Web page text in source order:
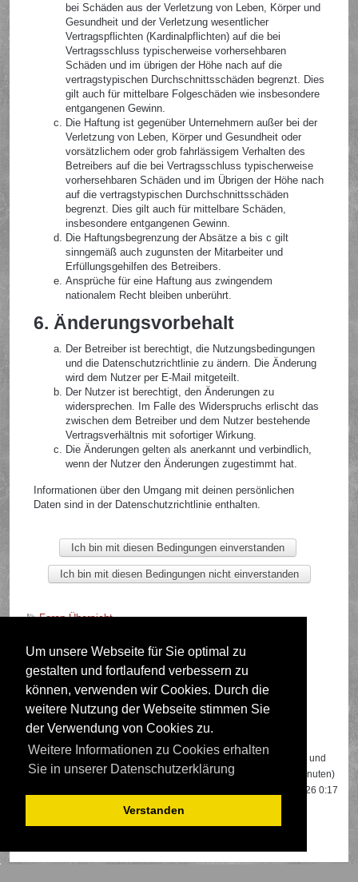
Um unsere Webseite für Sie optimal zu
gestalten und fortlaufend verbessern zu
können, verwenden wir Cookies. Durch die
weitere Nutzung der Webseite stimmen Sie
der Verwendung von Cookies zu.
Weitere Informationen zu Cookies erhalten
Sie in unserer Datenschutzerklärung
Verstanden
bei Schäden aus der Verletzung von Leben, Körper und
Gesundheit und der Verletzung wesentlicher
Vertragspflichten (Kardinalpflichten) auf die bei
Vertragsschluss typischerweise vorhersehbaren
Schäden und im übrigen der Höhe nach auf die
vertragstypischen Durchschnittsschäden begrenzt. Dies
gilt auch für mittelbare Folgeschäden wie insbesondere
entgangenen Gewinn.
Die Haftung ist gegenüber Unternehmern außer bei der
Verletzung von Leben, Körper und Gesundheit oder
vorsätzlichem oder grob fahrlässigem Verhalten des
Betreibers auf die bei Vertragsschluss typischerweise
vorhersehbaren Schäden und im Übrigen der Höhe nach
auf die vertragstypischen Durchschnittsschäden
begrenzt. Dies gilt auch für mittelbare Schäden,
insbesondere entgangenen Gewinn.
Die Haftungsbegrenzung der Absätze a bis c gilt
sinngemäß auch zugunsten der Mitarbeiter und
Erfüllungsgehilfen des Betreibers.
Ansprüche für eine Haftung aus zwingendem
nationalem Recht bleiben unberührt.
6. Änderungsvorbehalt
Der Betreiber ist berechtigt, die Nutzungsbedingungen
und die Datenschutzrichtlinie zu ändern. Die Änderung
wird dem Nutzer per E-Mail mitgeteilt.
Der Nutzer ist berechtigt, den Änderungen zu
widersprechen. Im Falle des Widerspruchs erlischt das
zwischen dem Betreiber und dem Nutzer bestehende
Vertragsverhältnis mit sofortiger Wirkung.
Die Änderungen gelten als anerkannt und verbindlich,
wenn der Nutzer den Änderungen zugestimmt hat.
Informationen über den Umgang mit deinen persönlichen
Daten sind in der Datenschutzrichtlinie enthalten.
Foren-Übersicht
Deutsche Übersetzung durchphpBB.de
Wer ist online?
Insgesamt sind539Besucher online: 2 registrierte, 0 unsichtbare und
537 Gäste (basierend auf den aktiven Besuchern der letzten 5 Minuten)
Besuchern, die am 13.04.2026 0:17
gleichzeitig online waren.